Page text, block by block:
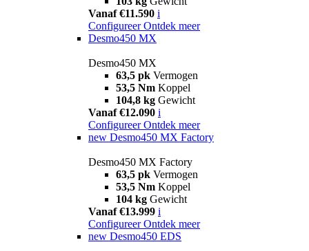
Vanaf €11.590 i
Configureer Ontdek meer
Desmo450 MX
Desmo450 MX
63,5 pk Vermogen
53,5 Nm Koppel
104,8 kg Gewicht
Vanaf €12.090 i
Configureer Ontdek meer
new Desmo450 MX Factory
Desmo450 MX Factory
63,5 pk Vermogen
53,5 Nm Koppel
104 kg Gewicht
Vanaf €13.999 i
Configureer Ontdek meer
new Desmo450 EDS